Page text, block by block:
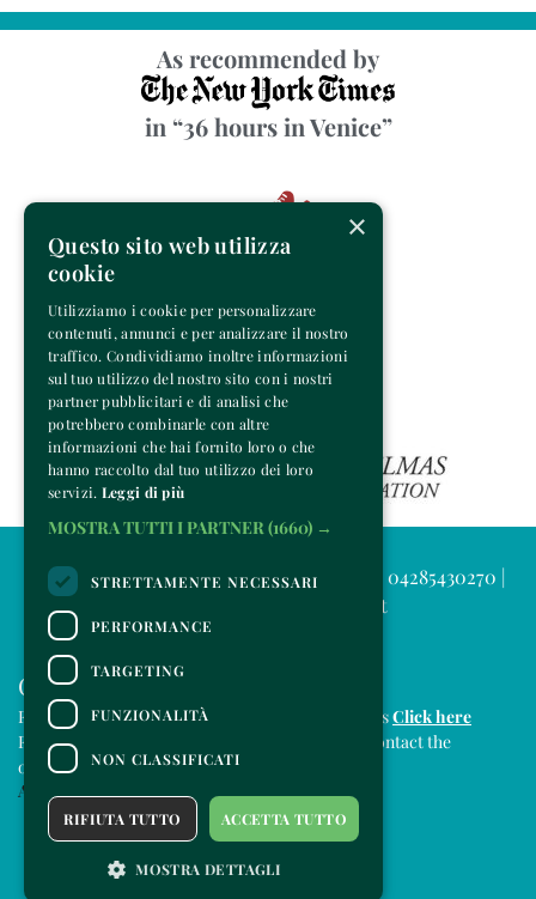
As recommended by
in “36 hours in Venice”
© 2025 Venice Music Project | P.IVA e C.F. 04285430270 |
info@venicemusicproject.it
CONTACTS
For information and support in purchasing ticketsClick here
For information on the program and the event, contact the
organizer .
Accessibility statement
×
Questo sito web utilizza
cookie
Utilizziamo i cookie per personalizzare
contenuti, annunci e per analizzare il nostro
traffico. Condividiamo inoltre informazioni
sul tuo utilizzo del nostro sito con i nostri
partner pubblicitari e di analisi che
potrebbero combinarle con altre
informazioni che hai fornito loro o che
hanno raccolto dal tuo utilizzo dei loro
servizi. Leggi di più
MOSTRA TUTTI I PARTNER(1660) →
STRETTAMENTE NECESSARI
PERFORMANCE
TARGETING
FUNZIONALITÀ
NON CLASSIFICATI
ACCETTA TUTTO
RIFIUTA TUTTO
MOSTRA DETTAGLI